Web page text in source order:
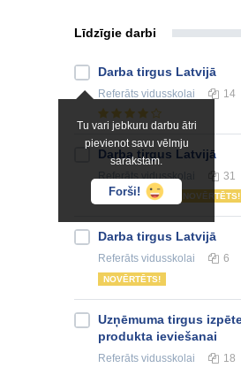
Līdzīgie darbi
Tu vari jebkuru darbu ātri
pievienot savu vēlmju
sarakstam.
Forši!
Darba tirgus Latvijā
Referāts vidusskolai 14
Darba tirgus Latvijā
Referātsvidusskolai 31
NOVĒRTĒTS!
Darba tirgus Latvijā
Referāts vidusskolai 6
NOVĒRTĒTS!
Uzņēmuma tirgus
produkta ieviešanai
Referāts vidusskolai 18